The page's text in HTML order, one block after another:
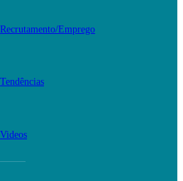
Recrutamento/Emprego
Tendências
Videos